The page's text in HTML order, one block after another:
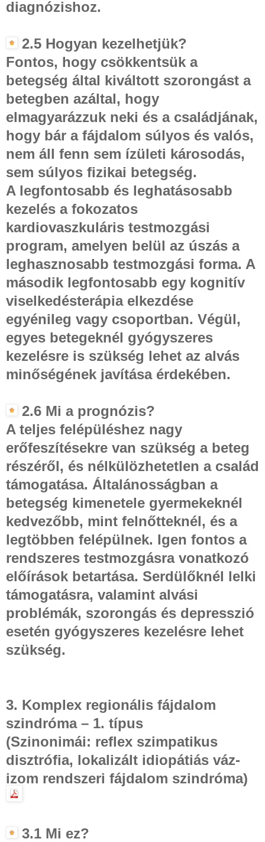
diagnózishoz.
2.5 Hogyan kezelhetjük?
Fontos, hogy csökkentsük a
betegség által kiváltott szorongást a
betegben azáltal, hogy
elmagyarázzuk neki és a családjának,
hogy bár a fájdalom súlyos és valós,
nem áll fenn sem ízületi károsodás,
sem súlyos fizikai betegség.
A legfontosabb és leghatásosabb
kezelés a fokozatos
kardiovaszkuláris testmozgási
program, amelyen belül az úszás a
leghasznosabb testmozgási forma. A
második legfontosabb egy kognitív
viselkedésterápia elkezdése
egyénileg vagy csoportban. Végül,
egyes betegeknél gyógyszeres
kezelésre is szükség lehet az alvás
minőségének javítása érdekében.
2.6 Mi a prognózis?
A teljes felépüléshez nagy
erőfeszítésekre van szükség a beteg
részéről, és nélkülözhetetlen a család
támogatása. Általánosságban a
betegség kimenetele gyermekeknél
kedvezőbb, mint felnőtteknél, és a
legtöbben felépülnek. Igen fontos a
rendszeres testmozgásra vonatkozó
előírások betartása. Serdülőknél lelki
támogatásra, valamint alvási
problémák, szorongás és depresszió
esetén gyógyszeres kezelésre lehet
szükség.
3. Komplex regionális fájdalom
szindróma – 1. típus
(Szinonimái: reflex szimpatikus
disztrófia, lokalizált idiopátiás váz-
izom rendszeri fájdalom szindróma)
3.1 Mi ez?